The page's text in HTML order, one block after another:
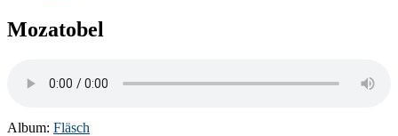
Mozatobel
Album: Fläsch